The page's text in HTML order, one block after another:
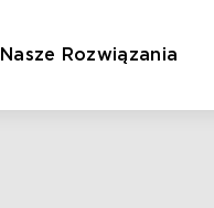
Nasze Rozwiązania